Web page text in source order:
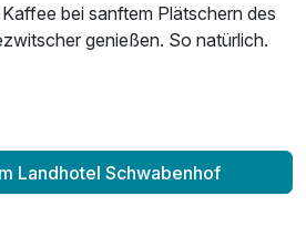
bei sanftem Plätschern des
genießen. So natürlich.
Landhotel Schwabenhof